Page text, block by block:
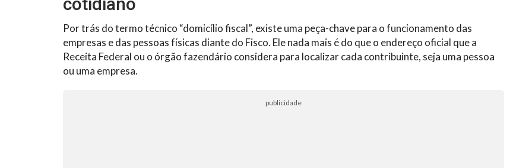
Por trás do termo técnico “domicílio fiscal”, existe uma peça-chave para o funcionamento das
empresas e das pessoas físicas diante do Fisco. Ele nada mais é do que o endereço oficial que a
Receita Federal ou o órgão fazendário considera para localizar cada contribuinte, seja uma pessoa
ou uma empresa.
publicidade